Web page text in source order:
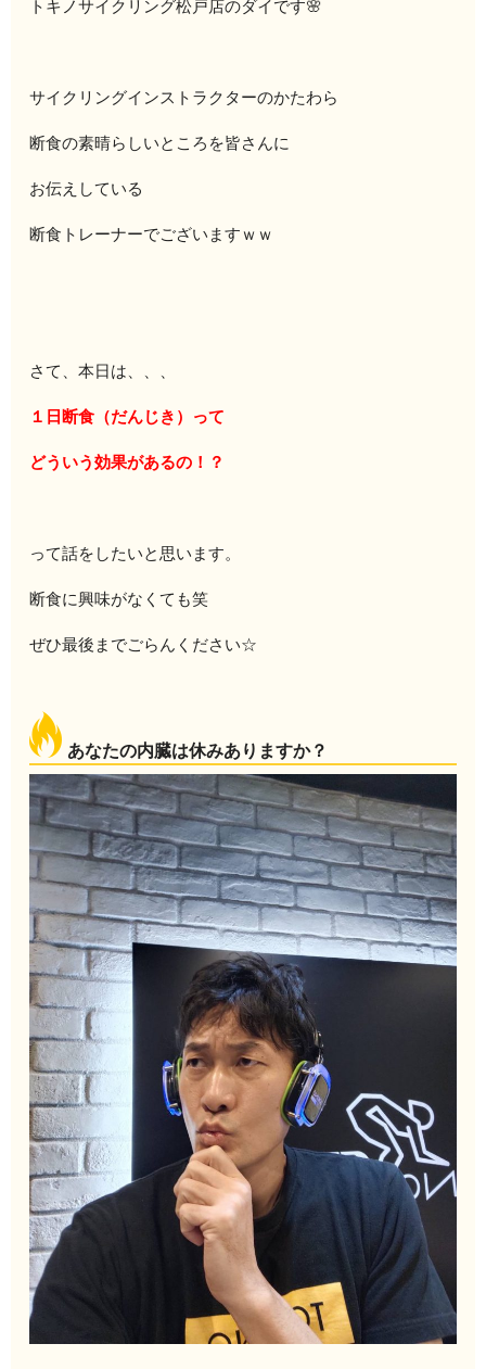
トキノサイクリング松戸店のダイです🌸
サイクリングインストラクターのかたわら
断食の素晴らしいところを皆さんに
お伝えしている
断食トレーナーでございますｗｗ
さて、本日は、、、
１日断食（だんじき）って
どういう効果があるの！？
って話をしたいと思います。
断食に興味がなくても笑
ぜひ最後までごらんください☆
あなたの内臓は休みありますか？